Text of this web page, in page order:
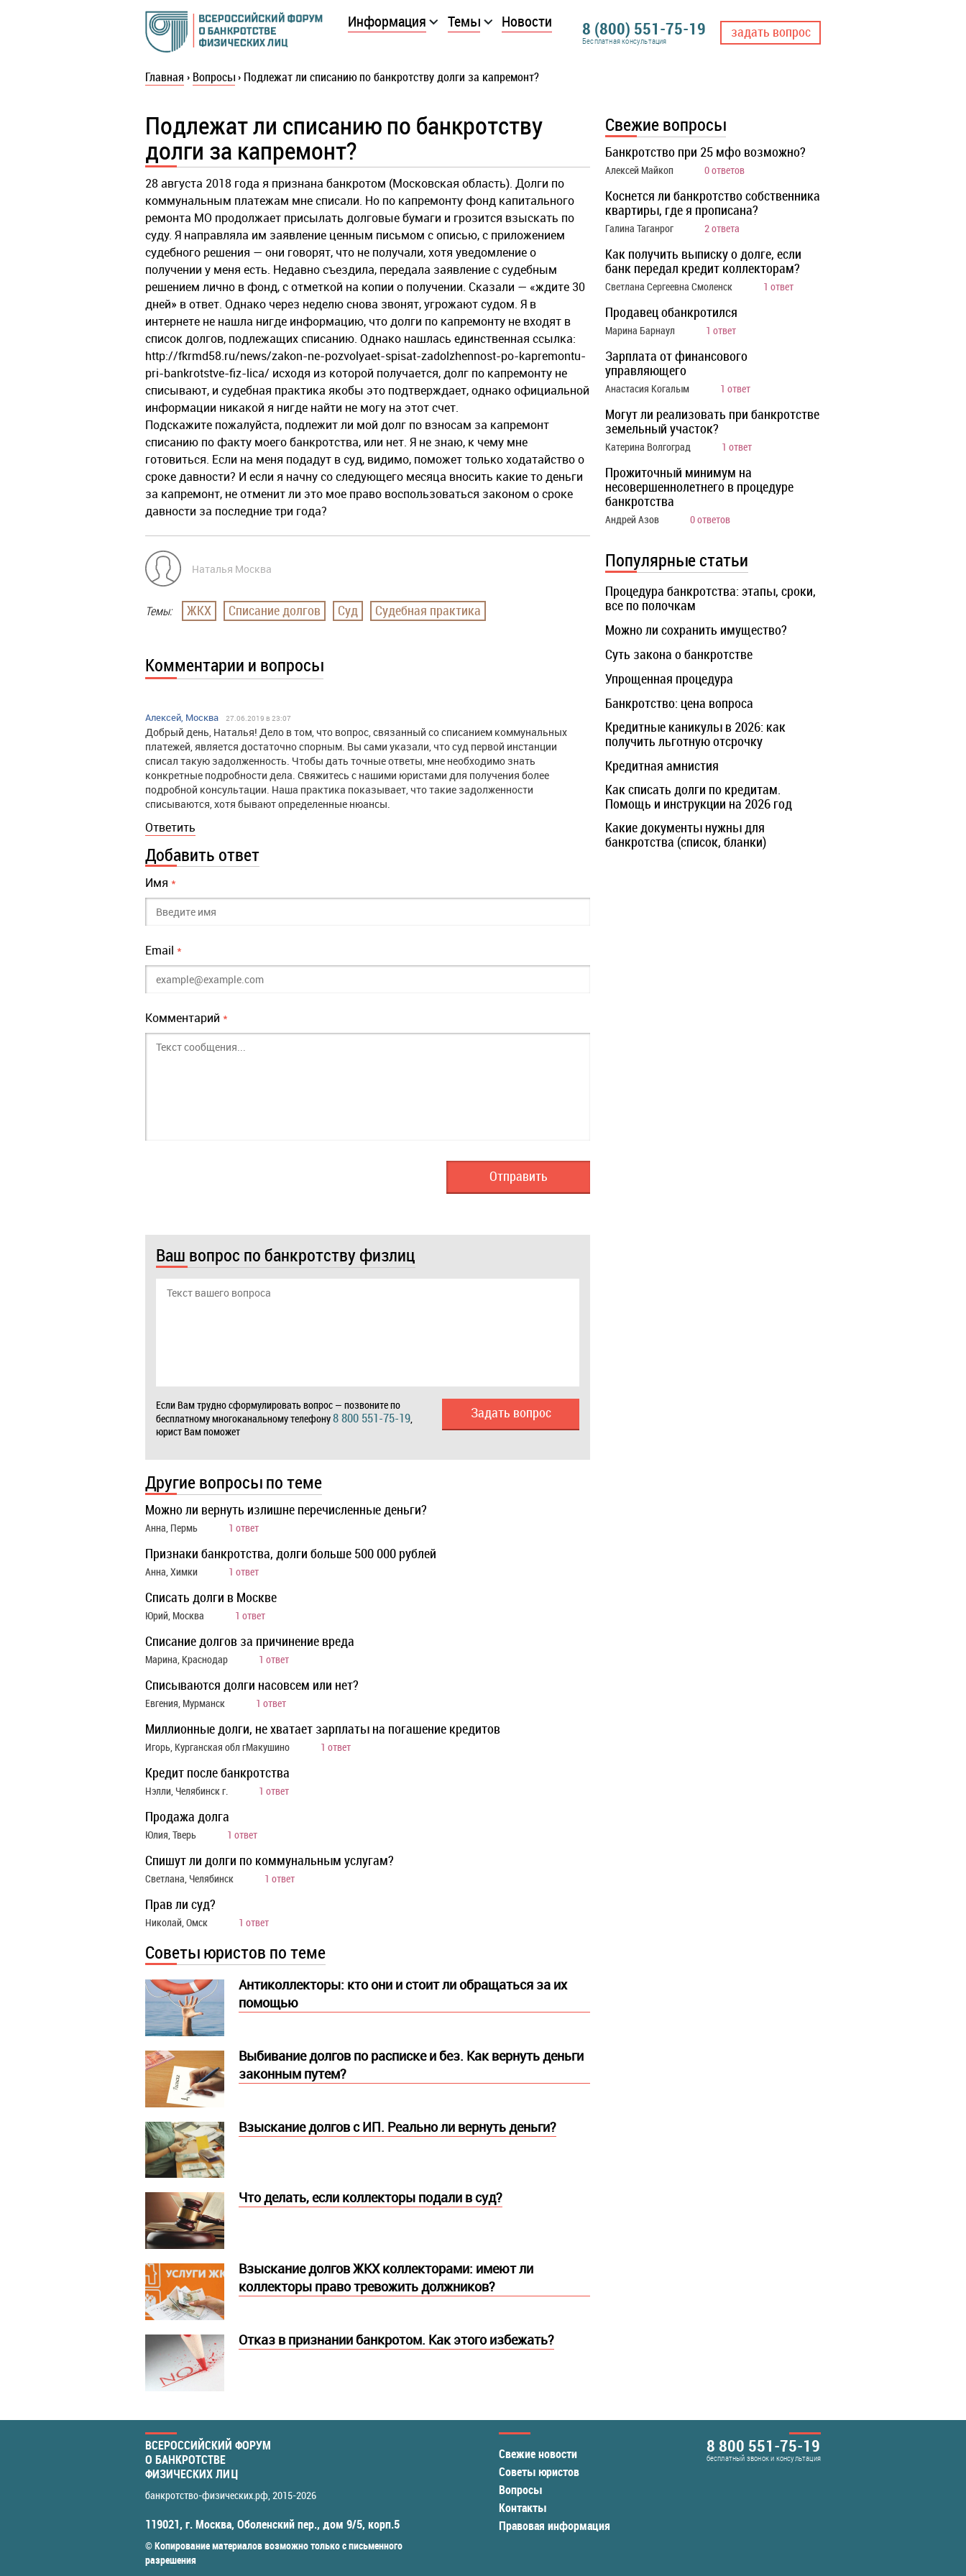
Информация Темы Новости 8 (800) 551-75-19
Бесплатная консультация
задать вопрос
Главная › Вопросы › Подлежат ли списанию по банкротству долги за капремонт?
Подлежат ли списанию по банкротству
долги за капремонт?
28 августа 2018 года я признана банкротом (Московская область). Долги по
коммунальным платежам мне списали. Но по капремонту фонд капитального
ремонта МО продолжает присылать долговые бумаги и грозится взыскать по
суду. Я направляла им заявление ценным письмом с описью, с приложением
судебного решения — они говорят, что не получали, хотя уведомление о
получении у меня есть. Недавно съездила, передала заявление с судебным
решением лично в фонд, с отметкой на копии о получении. Сказали — «ждите 30
дней» в ответ. Однако через неделю снова звонят, угрожают судом. Я в
интернете не нашла нигде информацию, что долги по капремонту не входят в
список долгов, подлежащих списанию. Однако нашлась единственная ссылка:
http://fkrmd58.ru/news/zakon-ne-pozvolyaet-spisat-zadolzhennost-po-kapremontu-
pri-bankrotstve-fiz-lica/ исходя из которой получается, долг по капремонту не
списывают, и судебная практика якобы это подтверждает, однако официальной
информации никакой я нигде найти не могу на этот счет.
Подскажите пожалуйста, подлежит ли мой долг по взносам за капремонт
списанию по факту моего банкротства, или нет. Я не знаю, к чему мне
готовиться. Если на меня подадут в суд, видимо, поможет только ходатайство о
сроке давности? И если я начну со следующего месяца вносить какие то деньги
за капремонт, не отменит ли это мое право воспользоваться законом о сроке
давности за последние три года?
Наталья Москва
Темы: ЖКХ Списание долгов Суд Судебная практика
Комментарии и вопросы
Алексей, Москва 27.06.2019 в 23:07
Добрый день, Наталья! Дело в том, что вопрос, связанный со списанием коммунальных
платежей, является достаточно спорным. Вы сами указали, что суд первой инстанции
списал такую задолженность. Чтобы дать точные ответы, мне необходимо знать
конкретные подробности дела. Свяжитесь с нашими юристами для получения более
подробной консультации. Наша практика показывает, что такие задолженности
списываются, хотя бывают определенные нюансы.
Ответить
Добавить ответ
Имя *
Email *
Комментарий *
Ваш вопрос по банкротству физлиц
Если Вам трудно сформулировать вопрос — позвоните по
бесплатному многоканальному телефону8 800 551-75-19,
юрист Вам поможет
Задать вопрос
Другие вопросы по теме
Можно ли вернуть излишне перечисленные деньги?
Анна, Пермь 1 ответ
Признаки банкротства, долги больше 500 000 рублей
Анна, Химки 1 ответ
Списать долги в Москве
Юрий, Москва 1 ответ
Списание долгов за причинение вреда
Марина, Краснодар 1 ответ
Списываются долги насовсем или нет?
Евгения, Мурманск 1 ответ
Миллионные долги, не хватает зарплаты на погашение кредитов
Игорь, Курганская обл гМакушино 1 ответ
Кредит после банкротства
Нэлли, Челябинск г. 1 ответ
Продажа долга
Юлия, Тверь 1 ответ
Спишут ли долги по коммунальным услугам?
Светлана, Челябинск 1 ответ
Прав ли суд?
Николай, Омск 1 ответ
Советы юристов по теме
Антиколлекторы: кто они и стоит ли обращаться за их
помощью
Выбивание долгов по расписке и без. Как вернуть деньги
законным путем?
Взыскание долгов с ИП. Реально ли вернуть деньги?
Что делать, если коллекторы подали в суд?
Взыскание долгов ЖКХ коллекторами: имеют ли
коллекторы право тревожить должников?
Отказ в признании банкротом. Как этого избежать?
Свежие вопросы
Банкротство при 25 мфо возможно?
Алексей Майкоп 0 ответов
Коснется ли банкротство собственника
квартиры, где я прописана?
Галина Таганрог 2 ответа
Как получить выписку о долге, если
банк передал кредит коллекторам?
Светлана Сергеевна Смоленск 1 ответ
Продавец обанкротился
Марина Барнаул 1 ответ
Зарплата от финансового
управляющего
Анастасия Когалым 1 ответ
Могут ли реализовать при банкротстве
земельный участок?
Катерина Волгоград 1 ответ
Прожиточный минимум на
несовершеннолетнего в процедуре
банкротства
Андрей Азов 0 ответов
Популярные статьи
Процедура банкротства: этапы, сроки,
все по полочкам
Можно ли сохранить имущество?
Суть закона о банкротстве
Упрощенная процедура
Банкротство: цена вопроса
Кредитные каникулы в 2026: как
получить льготную отсрочку
Кредитная амнистия
Как списать долги по кредитам.
Помощь и инструкции на 2026 год
Какие документы нужны для
банкротства (список, бланки)
ВСЕРОССИЙСКИЙ ФОРУМ
О БАНКРОТСТВЕ
ФИЗИЧЕСКИХ ЛИЦ
банкротство-физических.рф, 2015-2026
119021, г. Москва, Оболенский пер., дом 9/5, корп.5
© Копирование материалов возможно только с письменного
разрешения
Свежие новости
Советы юристов
Вопросы
Контакты
Правовая информация
8 800 551-75-19
бесплатный звонок и консультация